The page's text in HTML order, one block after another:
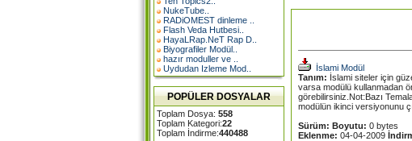
NukeTube..
RADiOMEST dinleme ..
Flash Veda Hutbesi..
HayaLRap.NeT Rap D..
Biyografiler Modül..
hazır moduller ve ..
Uydudan Izleme Mod..
POPÜLER DOSYALAR
Toplam Dosya: 558
Toplam Kategori:22
Toplam İndirme:440488
İslami Modül
Tanım: İslami siteler için
varsa modülü kullanmadan
görebilirsiniz.Not:Bazı
modülün ikinci versiyonunu
Sürüm: Boyutu: 0 bytes
Eklenme: 04-04-2009